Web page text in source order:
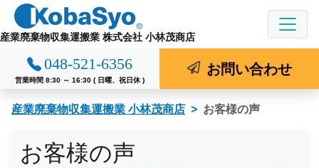
テ
産業廃棄物収集運搬業 株式会社 小林茂商店
048-521-6356
営業時間 8:30 ～ 16:30 ( 日曜、祝日休 )
お問い合わせ
産業廃棄物収集運搬業 小林茂商店 お客様の声
お客様の声